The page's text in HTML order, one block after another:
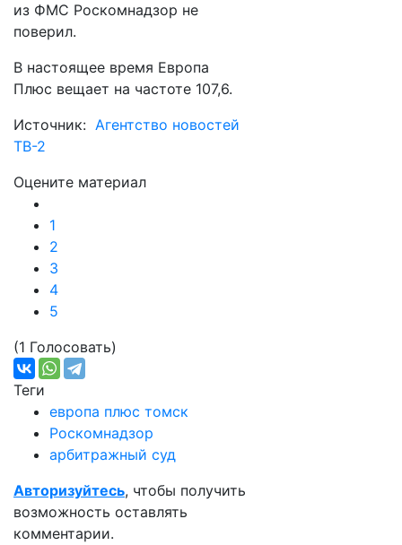
из ФМС Роскомнадзор не
поверил.
В настоящее время Европа
Плюс вещает на частоте 107,6.
Источник: Агентство новостей
ТВ-2
Оцените материал
1
2
3
4
5
(1 Голосовать)
Теги
европа плюс томск
Роскомнадзор
арбитражный суд
Авторизуйтесь, чтобы получить
возможность оставлять
комментарии.